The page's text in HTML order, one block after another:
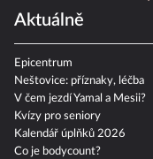
Aktuálně
Epicentrum
Neštovice: příznaky, léčba
V čem jezdí Yamal a Mesii?
Kvízy pro seniory
Kalendář úplňků 2026
Co je bodycount?